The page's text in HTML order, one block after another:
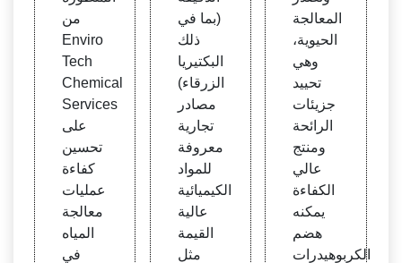
لبيرا
سيتي
ك - E
nviro
Tech
من
Enviro
Tech
Chemical
Services
على
تحسين
كفاءة
عمليات
معالجة
المياه
في
الدقيق
ة - تط
ورها
(بما في
ذلك
البكتيريا
الزرقاء)
مصادر
تجارية
معروفة
للمواد
الكيميائية
عالية
القيمة
مثل
صرف
الصح
ي بوا
سطة
منتجا
ت الأ
طعمة
التايلا
ندية
المعالجة
الحيوية،
وهي
تحييد
جزيئات
الرائحة
ومنتج
عالي
الكفاءة
يمكنه
هضم
الكربوهيدرات